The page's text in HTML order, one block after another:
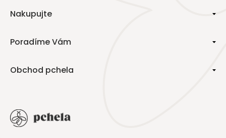
Nakupujte
Poradíme Vám
Obchod pchela